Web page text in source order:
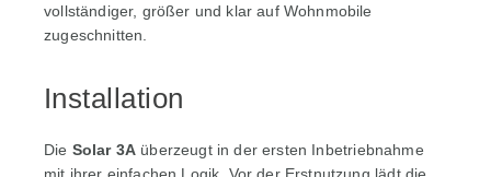
vollständiger, größer und klar auf Wohnmobile
zugeschnitten.
Installation
Die Solar 3A überzeugt in der ersten Inbetriebnahme
mit ihrer einfachen Logik. Vor der Erstnutzung lädt die